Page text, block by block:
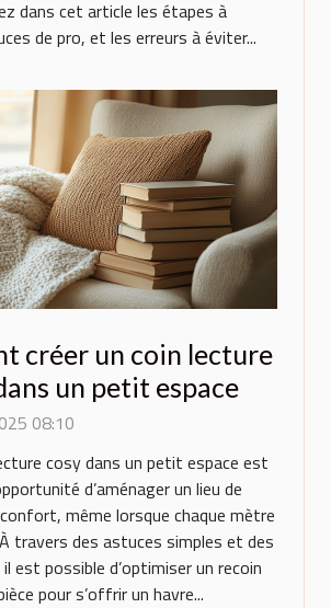
dans cet article les étapes à
de pro, et les erreurs à éviter...
créer un coin lecture
un petit espace
08:10
cosy dans un petit espace est
d’aménager un lieu de
même lorsque chaque mètre
travers des astuces simples et des
est possible d’optimiser un recoin
pour s’offrir un havre...